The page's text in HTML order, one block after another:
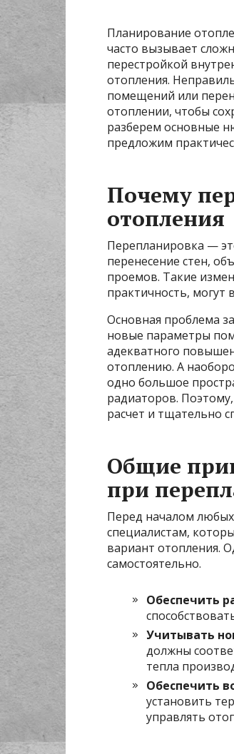
Планирование
часто вызывает
перестройкой
отопления.
помещений или
отоплении, чтобы
разберем основные
предложим
Почему
отопления
Перепланировка —
перенесение стен,
проемов. Такие
практичность, могут
Основная проблема
новые параметры
адекватного
отоплению. А
одно большое
радиаторов.
расчет и тщательно
Общие
при
Перед началом
специалистам,
вариант отопления.
самостоятельно.
Обеспечить
Учитывать
должны
тепла
Обеспечить
установить
управлять